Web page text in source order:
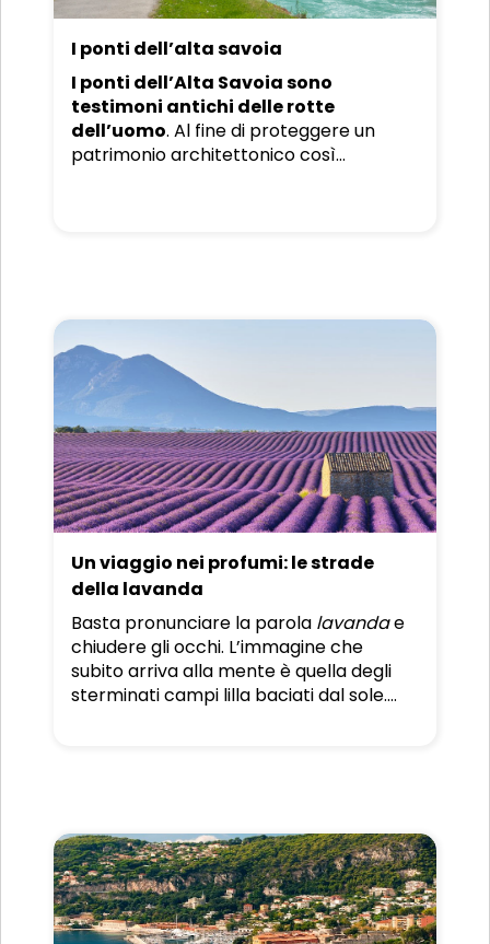
I ponti dell’alta savoia
I ponti dell’Alta Savoia sono
testimoni antichi delle rotte
dell’uomo. Al fine di proteggere un
patrimonio architettonico così
Un viaggio nei profumi: le strade
della lavanda
Basta pronunciare la parola lavandae
chiudere gli occhi. L’immagine che
subito arriva alla mente è quella degli
sterminati campi lilla baciati dal sole.